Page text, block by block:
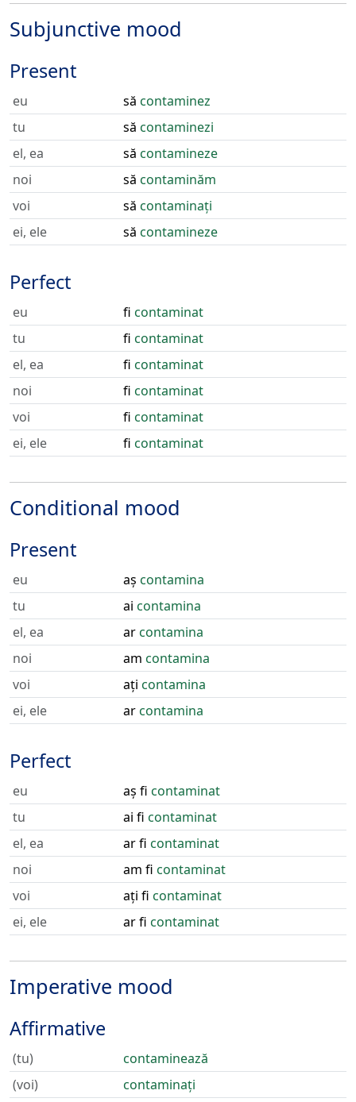
Subjunctive mood
Present
eu să contaminez
tu
să contaminezi
el, ea
să contamineze
noi
să contaminăm
voi
să contaminați
ei, ele
să contamineze
Perfect
eu fi contaminat
tu
fi contaminat
el, ea
fi contaminat
noi
fi contaminat
voi
fi contaminat
ei, ele
fi contaminat
Conditional mood
Present
eu aș contamina
tu
ai contamina
el, ea
arcontamina
noi
am contamina
voi
ați contamina
ei, ele
arcontamina
Perfect
eu aș fi contaminat
tu
ai fi contaminat
el, ea
ar fi contaminat
noi
am fi contaminat
voi
ați fi contaminat
ei, ele
ar fi contaminat
Imperative mood
Affirmative
(tu)
contaminează
(voi)
contaminați